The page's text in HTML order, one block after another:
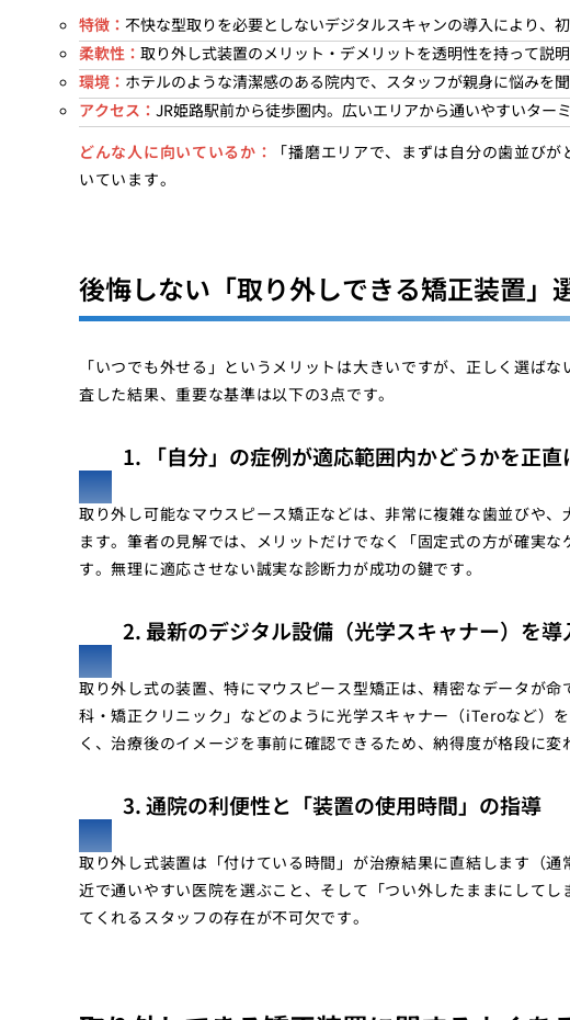
特徴： 不快な型取りを必要としないデジタルスキャンの導入により、
柔軟性： 取り外し式装置のメリット・デメリットを透明性を持って説
環境： ホテルのような清潔感のある院内で、スタッフが親身に悩みを
アクセス： JR姫路駅前から徒歩圏内。広いエリアから通いやすいター
どんな人に向いているか：
「播磨エリアで、まずは自分の歯並び
いています。
後悔しない「取り外しできる矯正装置」
「いつでも外せる」というメリットは大きいですが、正しく選ば
査した結果、重要な基準は以下の3点です。
1. 「自分」の症例が適応範囲内かどうかを正
取り外し可能なマウスピース矯正などは、非常に複雑な歯並びや
ます。筆者の見解では、メリットだけでなく「固定式の方が確実
す。無理に適応させない誠実な診断力が成功の鍵です。
2. 最新のデジタル設備（光学スキャナー）を
取り外し式の装置、特にマウスピース型矯正は、精密なデータが
科・矯正クリニック」などのように光学スキャナー（iTeroなど）
く、治療後のイメージを事前に確認できるため、納得度が格段に変
3. 通院の利便性と「装置の使用時間」の指導
取り外し式装置は「付けている時間」が治療結果に直結します（
近で通いやすい医院を選ぶこと、そして「つい外したままにして
てくれるスタッフの存在が不可欠です。